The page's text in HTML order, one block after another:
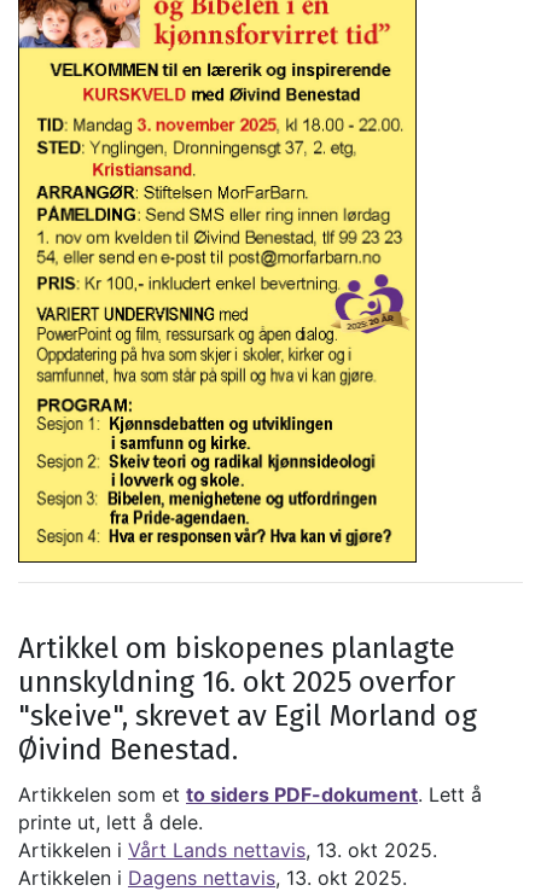
Artikkel om biskopenes planlagte
unnskyldning 16. okt 2025 overfor
"skeive", skrevet av Egil Morland og
Øivind Benestad.
Artikkelen som et to siders PDF-dokument. Lett å
printe ut, lett å dele.
Artikkelen i Vårt Lands nettavis, 13. okt 2025.
Artikkelen i Dagens nettavis, 13. okt 2025.